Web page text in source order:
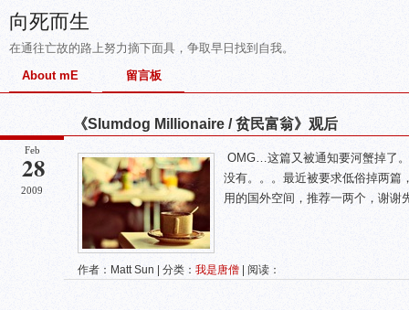
向死而生
在通往亡故的路上努力摘下面具，争取早日找到自我。
About mE
留言板
Feb
28
2009
《Slumdog Millionaire / 贫民富翁》观后
OMG…这篇又被通知要河蟹掉了
没有。。。最近被要求低俗掉两篇
用的国外空间，推荐一两个，谢谢
作者：Matt Sun | 分类： 我是唐僧 | 阅读：